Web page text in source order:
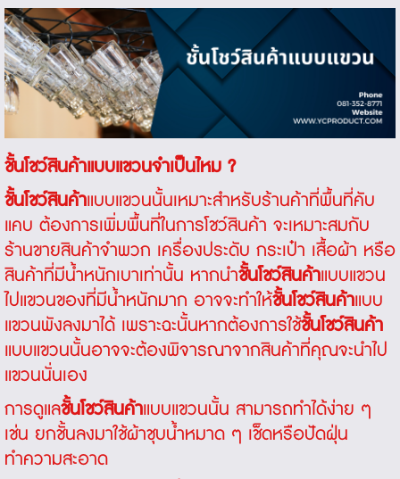
ชั้นโชว์สินค้าแบบแขวนจำเป็นไหม ?
ชั้นโชว์สินค้าแบบแขวนนั้นเหมาะสำหรับร้านค้าที่พื้นที่คับ
แคบ ต้องการเพิ่มพื้นที่ในการโชว์สินค้า จะเหมาะสมกับ
ร้านขายสินค้าจำพวก เครื่องประดับ กระเป๋า เสื้อผ้า หรือ
สินค้าที่มีน้ำหนักเบาเท่านั้น หากนำชั้นโชว์สินค้าแบบแขวน
ไปแขวนของที่มีน้ำหนักมาก อาจจะทำให้ชั้นโชว์สินค้าแบบ
แขวนพังลงมาได้ เพราะฉะนั้นหากต้องการใช้ชั้นโชว์สินค้า
แบบแขวนนั้นอาจจะต้องพิจารณาจากสินค้าที่คุณจะนำไป
แขวนนั่นเอง
การดูแลชั้นโชว์สินค้าแบบแขวนนั้น สามารถทำได้ง่าย ๆ
เช่น ยกชั้นลงมาใช้ผ้าชุบน้ำหมาด ๆ เช็ดหรือปัดฝุ่น
ทำความสะอาด